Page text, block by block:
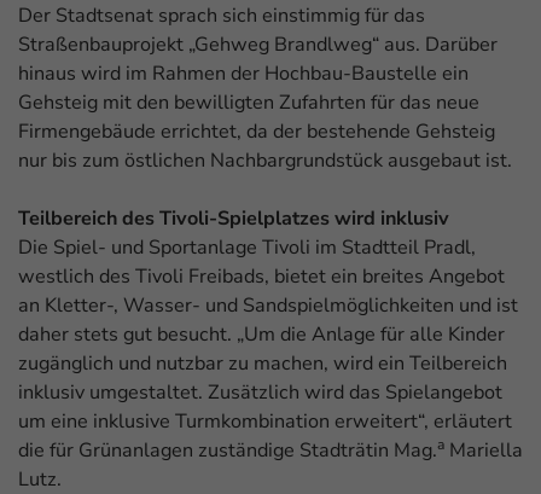
Der Stadtsenat sprach sich einstimmig für das
Straßenbauprojekt „Gehweg Brandlweg“ aus. Darüber
hinaus wird im Rahmen der Hochbau-Baustelle ein
Gehsteig mit den bewilligten Zufahrten für das neue
Firmengebäude errichtet, da der bestehende Gehsteig
nur bis zum östlichen Nachbargrundstück ausgebaut ist.
Teilbereich des Tivoli-Spielplatzes wird inklusiv
Die Spiel- und Sportanlage Tivoli im Stadtteil Pradl,
westlich des Tivoli Freibads, bietet ein breites Angebot
an Kletter-, Wasser- und Sandspielmöglichkeiten und ist
daher stets gut besucht. „Um die Anlage für alle Kinder
zugänglich und nutzbar zu machen, wird ein Teilbereich
inklusiv umgestaltet. Zusätzlich wird das Spielangebot
um eine inklusive Turmkombination erweitert“, erläutert
die für Grünanlagen zuständige Stadträtin Mag.a Mariella
Lutz.